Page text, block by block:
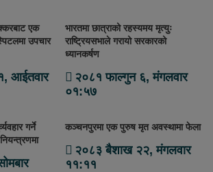
एक
उपचार
आईतवार
भारतमा छात्राको रहस्यमय मृत्युः
राष्ट्रियसभाले गरायो सरकारको
ध्यानकर्षण
२०८१ फाल्गुन ६, मंगलवार
०१:५७
गर्ने
कञ्चनपुरमा एक पुरुष मृत अवस्थामा फेला
२०८३ बैशाख २२, मंगलवार
११:११